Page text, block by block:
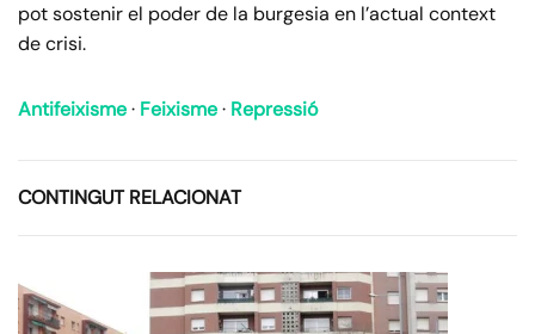
pot sostenir el poder de la burgesia en l’actual context
de crisi.
Antifeixisme· Feixisme· Repressió
CONTINGUT RELACIONAT